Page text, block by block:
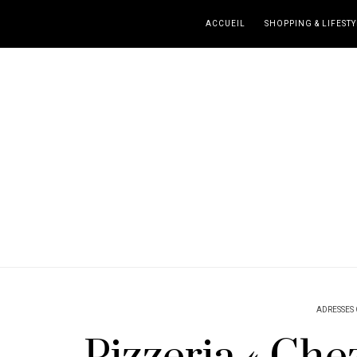
ACCUEIL SHOPPING &